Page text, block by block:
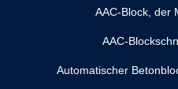
AAC-Block, der
AAC-
Automatischer